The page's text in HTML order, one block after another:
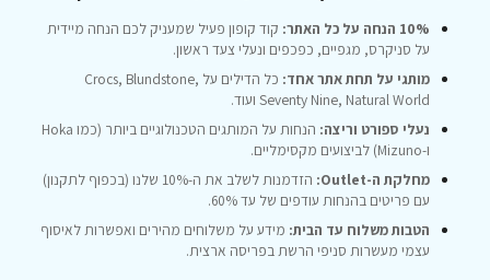
10% הנחה על כל האתר:
קוד קופון פעיל שמעניק לכם הנחה מיידית
על סניקרס, מגפיים, כפכפים ונעלי צעד ראשון.
מותגי על תחת אתר אחד:
כל הדילים על Crocs, Blundstone,
Seventy Nine, Natural World ועוד.
נעלי ספורט וריצה:
הנחות על המותגים הטכנולוגיים ביותר (כמו Hoka
ו-Mizuno) לביצועים מקסימליים.
מחלקת ה-Outlet:
הזדמנות לשלב את ה-10% שלנו (בכפוף לתקנון)
עם פריטים בהנחות עודפים של עד 60%.
הטבות משלוח עד הבית: מידע על משלוחים מהירים ואפשרות לאיסוף
עצמי מעשרות סניפי הרשת בפריסה ארצית.